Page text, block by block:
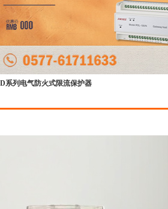
系列电气防火式限流保护器